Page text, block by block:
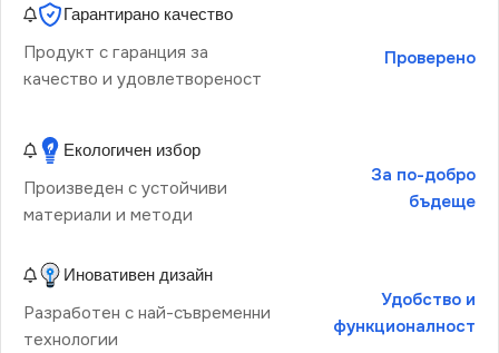
Гарантирано качество
Продукт с гаранция за
качество и удовлетвореност
Проверено
Екологичен избор
Произведен с устойчиви
материали и методи
За по-добро
бъдеще
Иновативен дизайн
Разработен с най-съвременни
технологии
Удобство и
функционалност